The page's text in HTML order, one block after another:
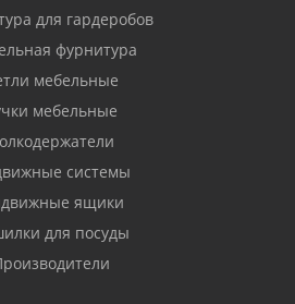
для гардеробов
фурнитура
мебельные
мебельные
системы
ящики
для посуды